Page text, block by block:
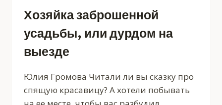
Хозяйка заброшенной
усадьбы, или дурдом на
выезде
Юлия Громова Читали ли вы сказку про
спящую красавицу? А хотели побывать